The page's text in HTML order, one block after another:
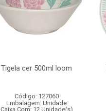
Tigela cer 500ml loom
Código: 127060
Embalagem: Unidade
Caixa Com: 12 Unidade(s)